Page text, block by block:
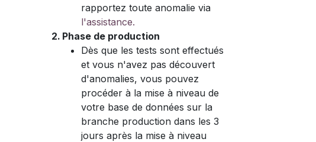
rapportez toute anomalie via
l'assistance.
Phase de production
Dès que les tests sont effectués
et vous n'avez pas découvert
d'anomalies, vous pouvez
procéder à la mise à niveau de
votre base de données sur la
branche production dans les 3
jours après la mise à niveau